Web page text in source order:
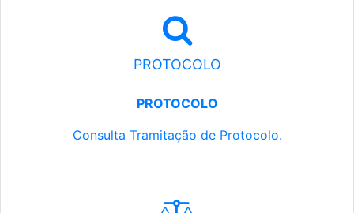
PROTOCOLO
PROTOCOLO
Consulta Tramitação de Protocolo.